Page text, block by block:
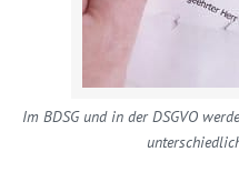
Im BDSG und in der DSGVO